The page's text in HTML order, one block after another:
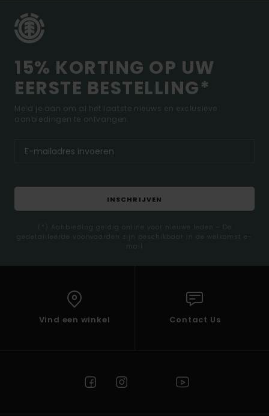
15% KORTING OP UW
EERSTE BESTELLING*
Meld je aan om al het laatste nieuws en exclusieve
aanbiedingen te ontvangen.
INSCHRIJVEN
(*) Aanbieding geldig online voor nieuwe leden - De
gedetailleerde voorwaarden zijn beschikbaar in de welkomst e-
mail
Vind een winkel Contact Us